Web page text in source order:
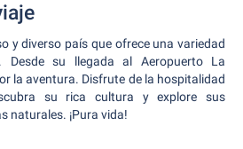
y diverso país que ofrece una variedad
Desde su llegada al Aeropuerto La
la aventura. Disfrute de la hospitalidad
su rica cultura y explore sus
naturales. ¡Pura vida!